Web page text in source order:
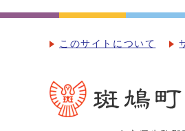
このサイトについて